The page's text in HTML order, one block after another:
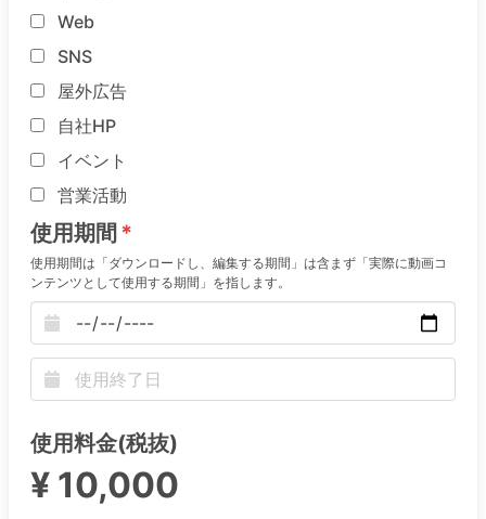
Web
SNS
屋外広告
自社HP
イベント
営業活動
使用期間
使用期間は「ダウンロードし、編集する期間」は含まず「実際に動画コ
ンテンツとして使用する期間」を指します。
使用料金(税抜)
¥ 10,000